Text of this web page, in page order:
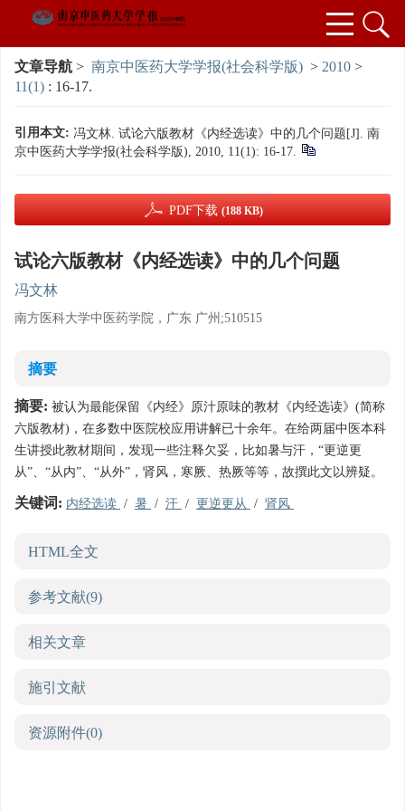
文章导航 > 南京中医药大学学报(社会科学版) > 2010 >
11(1) : 16-17.
引用本文: 冯文林. 试论六版教材《内经选读》中的几个问题[J]. 南
京中医药大学学报(社会科学版), 2010, 11(1): 16-17.
PDF下载 (188 KB)
试论六版教材《内经选读》中的几个问题
冯文林
南方医科大学中医药学院，广东 广州;510515
摘要
摘要: 被认为最能保留《内经》原汁原味的教材《内经选读》(简称
六版教材)，在多数中医院校应用讲解已十余年。在给两届中医本科
生讲授此教材期间，发现一些注释欠妥，比如暑与汗，“更逆更
从”、“从内”、“从外”，肾风，寒厥、热厥等等，故撰此文以辨疑。
关键词: 内经选读 / 暑 / 汗 / 更逆更从 / 肾风
HTML全文
参考文献(9)
相关文章
施引文献
资源附件(0)